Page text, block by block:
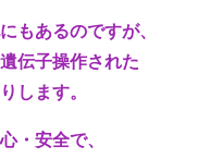
もあるのですが、
伝子操作された
します。
・安全で、